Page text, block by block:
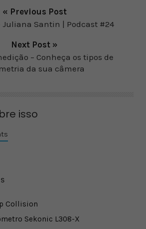
« Previous Post
Juliana Santin | Podcast #24
Next Post »
– Conheça os tipos de
da sua câmera
isso
Collision
Sekonic L308-X